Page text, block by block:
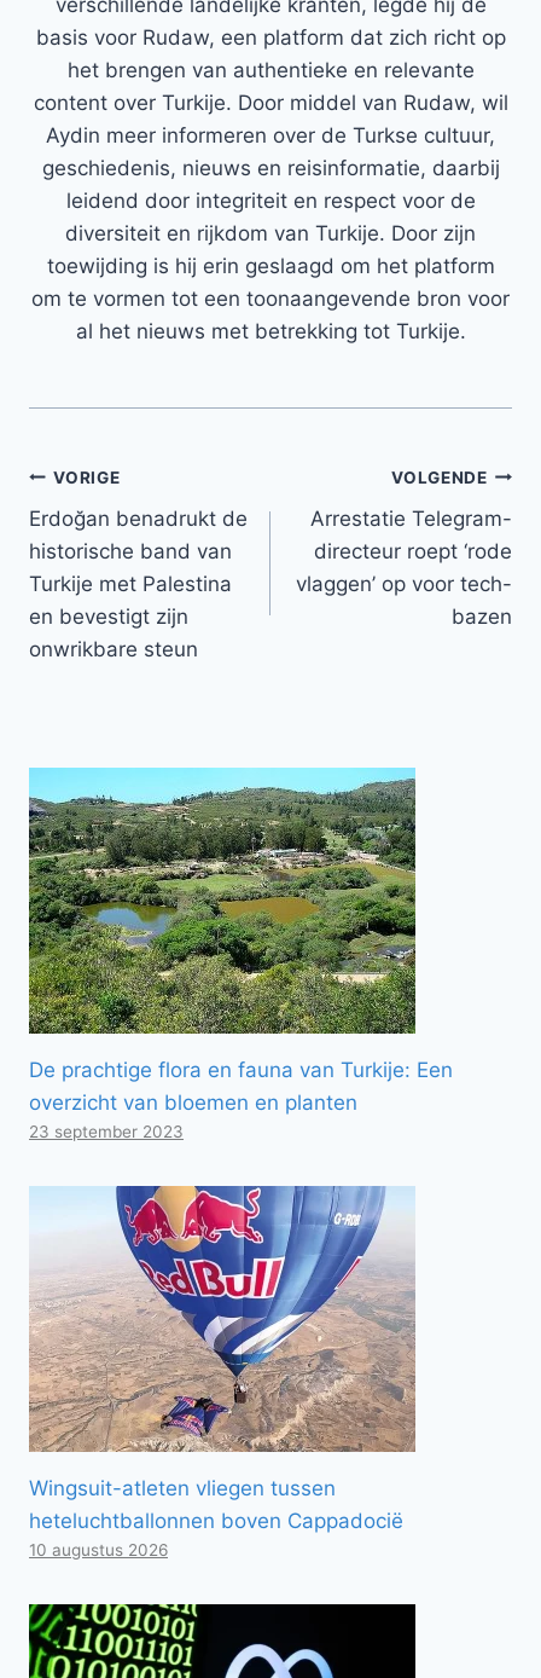
verschillende landelijke kranten, legde hij de
basis voor Rudaw, een platform dat zich richt op
het brengen van authentieke en relevante
content over Turkije. Door middel van Rudaw, wil
Aydin meer informeren over de Turkse cultuur,
geschiedenis, nieuws en reisinformatie, daarbij
leidend door integriteit en respect voor de
diversiteit en rijkdom van Turkije. Door zijn
toewijding is hij erin geslaagd om het platform
om te vormen tot een toonaangevende bron voor
al het nieuws met betrekking tot Turkije.
Bericht
navigatie
VORIGE
Erdoğan benadrukt de
historische band van
Turkije met Palestina
en bevestigt zijn
onwrikbare steun
VOLGENDE
Arrestatie Telegram-
directeur roept ‘rode
vlaggen’ op voor tech-
bazen
De prachtige flora en fauna van Turkije: Een
overzicht van bloemen en planten
23 september 2023
Wingsuit-atleten vliegen tussen
heteluchtballonnen boven Cappadocië
10 augustus 2026